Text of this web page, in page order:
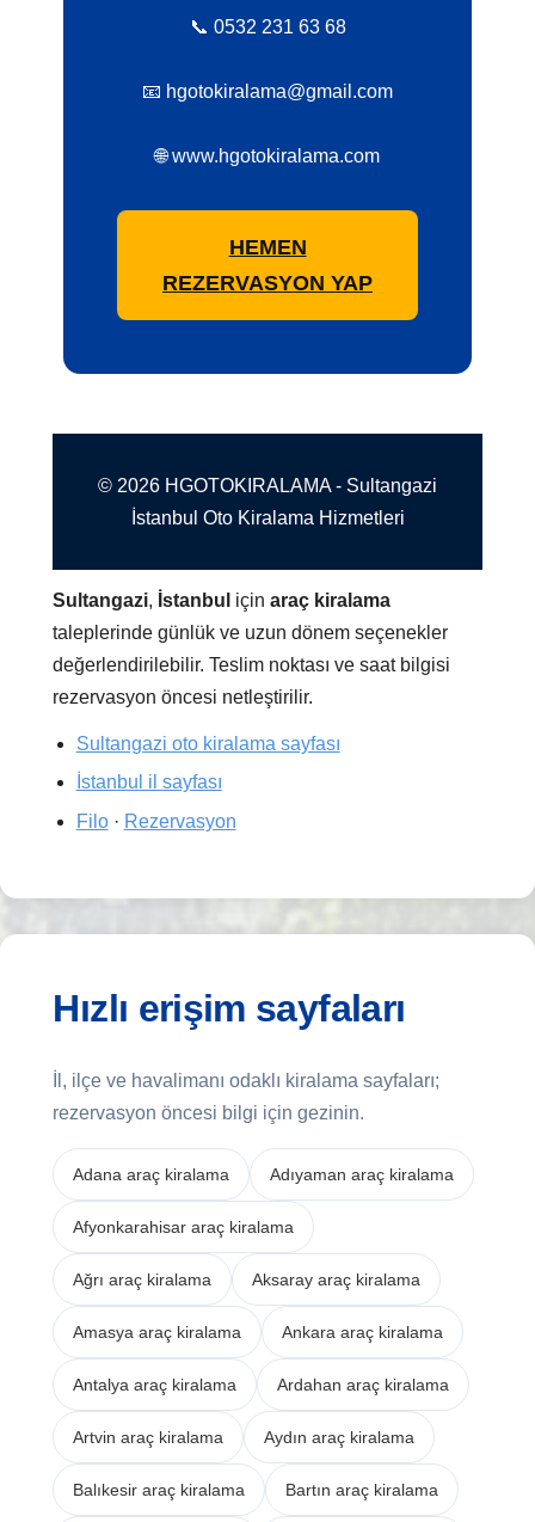
📞 0532 231 63 68
📧 hgotokiralama@gmail.com
🌐 www.hgotokiralama.com
HEMEN
REZERVASYON YAP
© 2026 HGOTOKIRALAMA - Sultangazi
İstanbul Oto Kiralama Hizmetleri
Sultangazi, İstanbul içinaraç kiralama
taleplerinde günlük ve uzun dönem seçenekler
değerlendirilebilir. Teslim noktası ve saat bilgisi
rezervasyon öncesi netleştirilir.
Sultangazi oto kiralama sayfası
İstanbul il sayfası
Filo· Rezervasyon
Hızlı erişim sayfaları
İl, ilçe ve havalimanı odaklı kiralama sayfaları;
rezervasyon öncesi bilgi için gezinin.
Adana araç kiralama Adıyaman araç kiralama
Afyonkarahisar araç kiralama
Ağrı araç kiralama Aksaray araç kiralama
Amasya araç kiralama Ankara araç kiralama
Antalya araç kiralama Ardahan araç kiralama
Artvin araç kiralama Aydın araç kiralama
Balıkesir araç kiralama Bartın araç kiralama